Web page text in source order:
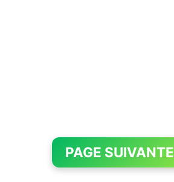
PAGE SUIVANTE